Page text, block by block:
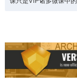
本教程原售价为
所以您只需花
课（VIP是少校